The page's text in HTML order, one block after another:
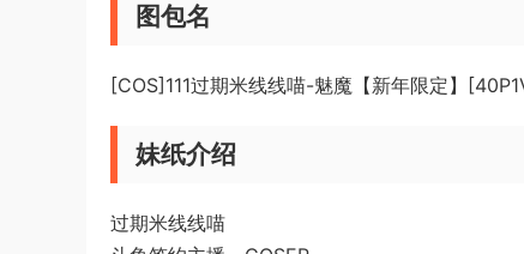
图包名
[COS]111过期米线线喵-魅魔【新年限定】
妹纸介绍
过期米线线喵